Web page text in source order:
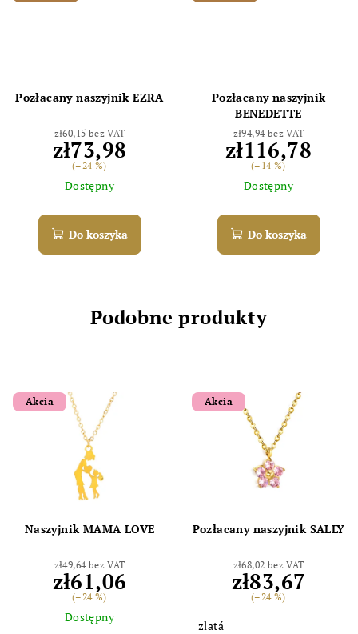
Pozłacany naszyjnik EZRA
zł60,15 bez VAT
zł73,98
(–24 %)
Dostępny
Do koszyka
Pozłacany naszyjnik
BENEDETTE
zł94,94 bez VAT
zł116,78
(–14 %)
Dostępny
Do koszyka
Podobne produkty
Akcia
Naszyjnik MAMA LOVE
zł49,64 bez VAT
zł61,06
(–24 %)
Dostępny
Akcia
Pozłacany naszyjnik SALLY
zł68,02 bez VAT
zł83,67
(–24 %)
zlatá